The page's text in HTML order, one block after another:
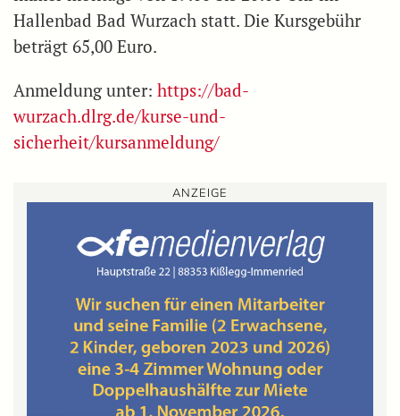
Hallenbad Bad Wurzach statt. Die Kursgebühr
beträgt 65,00 Euro.
Anmeldung unter: https://bad-
wurzach.dlrg.de/kurse-und-
sicherheit/kursanmeldung/
ANZEIGE